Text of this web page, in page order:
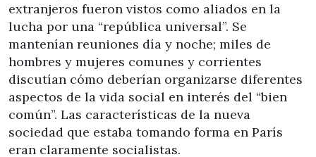
extranjeros fueron vistos como aliados en la
lucha por una “república universal”. Se
mantenían reuniones día y noche; miles de
hombres y mujeres comunes y corrientes
discutían cómo deberían organizarse diferentes
aspectos de la vida social en interés del “bien
común”. Las características de la nueva
sociedad que estaba tomando forma en París
eran claramente socialistas.